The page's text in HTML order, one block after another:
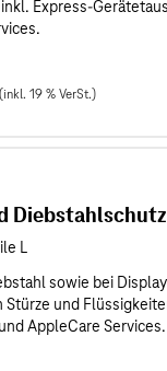
19 % VerSt.)
Diebstahlschutz